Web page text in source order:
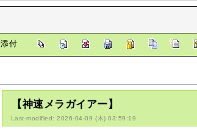
添付
【神速メラガイアー】
Last-modified: 2026-04-09 (木) 03:59:19